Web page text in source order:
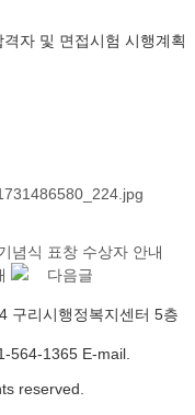
자 및 면접시험 시행계획
념식 표창 수상자 안내
다음글
구리시행정복지센터 5층
564-1365 E-mail.
reserved.